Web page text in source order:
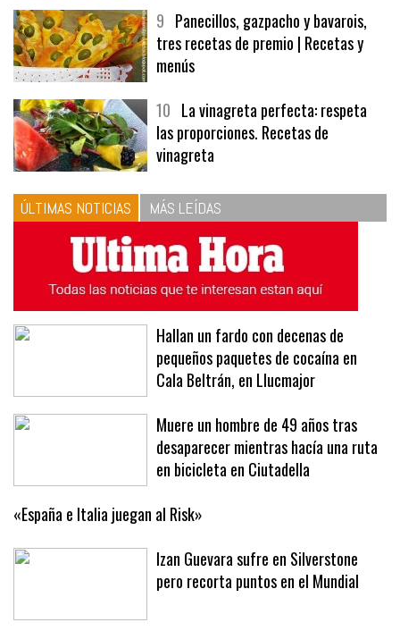
9 Panecillos, gazpacho y bavarois,
tres recetas de premio | Recetas y
menús
10 La vinagreta perfecta: respeta
las proporciones. Recetas de
vinagreta
ÚLTIMAS NOTICIAS MÁS LEÍDAS
Hallan un fardo con decenas de
pequeños paquetes de cocaína en
Cala Beltrán, en Llucmajor
Muere un hombre de 49 años tras
desaparecer mientras hacía una ruta
en bicicleta en Ciutadella
«España e Italia juegan al Risk»
Izan Guevara sufre en Silverstone
pero recorta puntos en el Mundial